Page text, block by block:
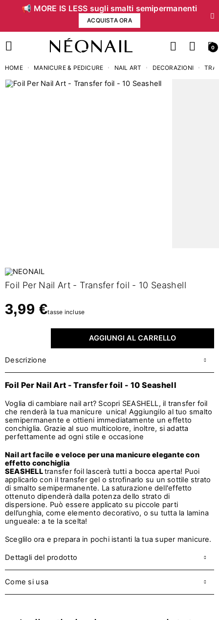
📢 MORE IS LESS sugli smalti semipermanenti
ACQUISTA ORA
0
HOME MANICURE & PEDICURE NAIL ART DECORAZIONI
Foil Per Nail Art - Transfer foil - 10 Seashell
3,99 €tasse incluse
AGGIUNGI AL CARRELLO
Descrizione
Foil Per Nail Art - Transfer foil - 10 Seashell
Voglia di cambiare nail art? Scopri SEASHELL, il transfer foil
che renderà la tua manicure unica! Aggiungilo al tuo smalto
semipermanente e ottieni immediatamente un effetto
conchiglia. Grazie al suo multicolore, inoltre, si adatta
perfettamente ad ogni stile e occasione
Nail art facile e veloce per una manicure elegante con
effetto conchiglia
SEASHELLtransfer foil lascerà tutti a bocca aperta! Puoi
applicarlo con il transfer gel o strofinarlo su un sottile strato
di smalto semipermanente. La saturazione dell'effetto
ottenuto dipenderà dalla potenza dello strato di
dispersione. Può essere applicato su piccole parti
dell’unghia, come elemento decorativo, o su tutta la lamina
ungueale: a te la scelta!
Sceglilo ora e prepara in pochi istanti la tua super manicure.
Dettagli del prodotto
Come si usa